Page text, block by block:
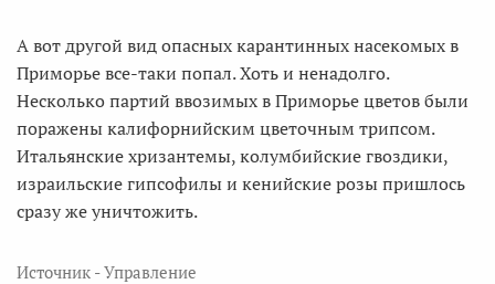
А вот другой вид опасных карантинных насекомых в
Приморье все-таки попал. Хоть и ненадолго.
Несколько партий ввозимых в Приморье цветов были
поражены калифорнийским цветочным трипсом.
Итальянские хризантемы, колумбийские гвоздики,
израильские гипсофилы и кенийские розы пришлось
сразу же уничтожить.
Источник - Управление